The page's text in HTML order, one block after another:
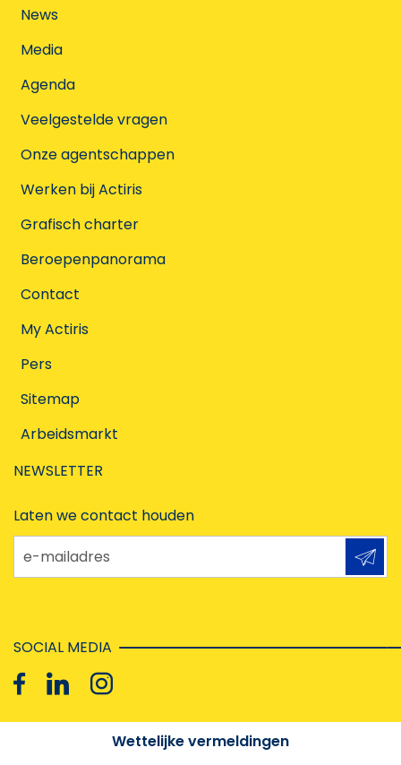
News
Media
Agenda
Veelgestelde vragen
Onze agentschappen
Werken bij Actiris
Grafisch charter
Beroepenpanorama
Contact
My Actiris
Pers
Sitemap
Arbeidsmarkt
NEWSLETTER
Laten we contact houden
e-mailadres
SOCIAL MEDIA
Wettelijke vermeldingen